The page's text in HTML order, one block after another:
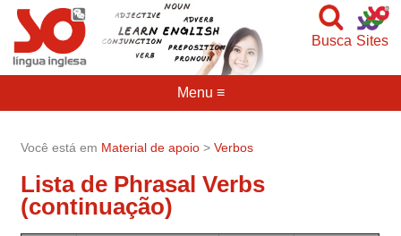
Sites
Busca
Você está em Material de apoio >Verbos
Lista de Phrasal Verbs
(continuação)